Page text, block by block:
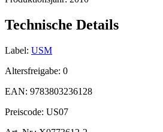
Technische Details
Label: USM
Altersfreigabe: 0
EAN: 9783803236128
Preiscode: US07